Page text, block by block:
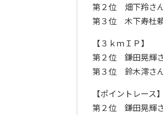
第２位 畑下羚さん
第３位 木下寿杜頼
【３ｋｍＩＰ】
第２位 鎌田晃輝さ
第３位 鈴木澪さん
【ポイントレース】
第２位 鎌田晃輝さ